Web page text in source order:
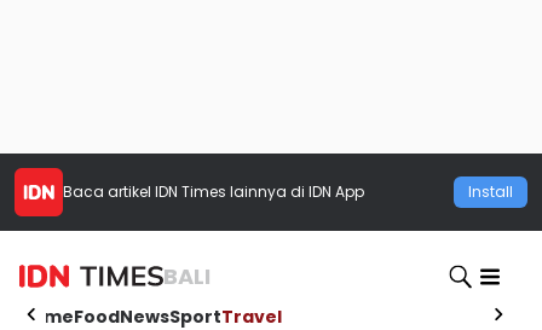
Baca artikel IDN Times lainnya di IDN App Install
BALI
HomeFoodNewsSportTravel